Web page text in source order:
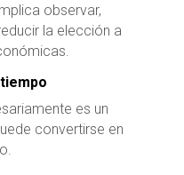
observar,
la elección a
es un
convertirse en